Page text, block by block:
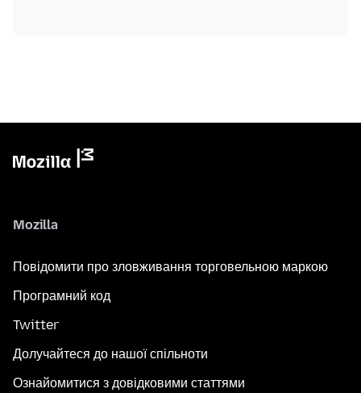
Mozilla
Повідомити про зловживання торговельною маркою
Програмний код
Twitter
Долучайтеся до нашої спільноти
Ознайомитися з довідковими статтями